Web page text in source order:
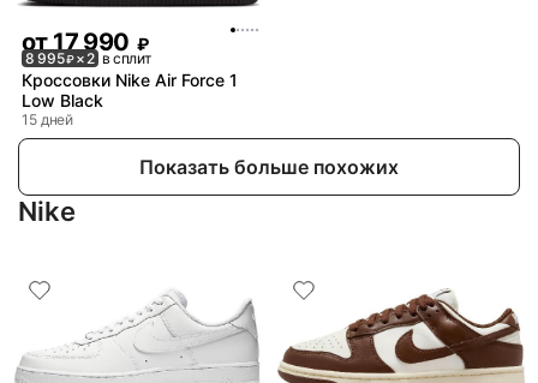
от17 990 ₽
8 995₽× 2 в сплит
Кроссовки Nike Air Force 1
Low Black
15 дней
Показать больше похожих
Nike